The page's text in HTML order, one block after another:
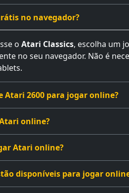
no navegador?
o Atari Classics, escolha um
no seu navegador. Não é
Atari 2600 para jogar online?
online?
Atari online?
disponíveis para jogar